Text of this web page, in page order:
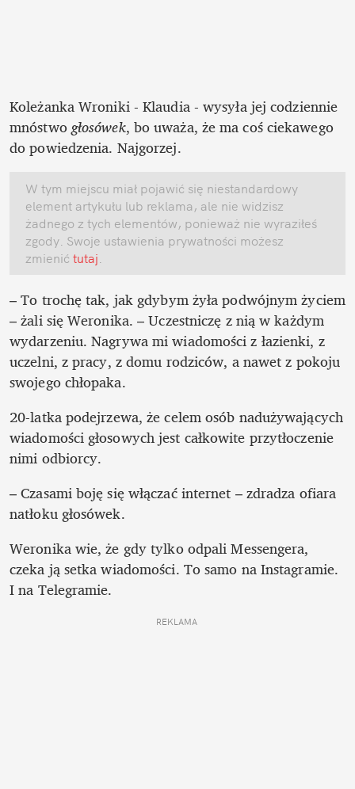
Koleżanka Wroniki - Klaudia - wysyła jej codziennie
mnóstwo głosówek, bo uważa, że ma coś ciekawego
do powiedzenia. Najgorzej.
W tym miejscu miał pojawić się niestandardowy
element artykułu lub reklama, ale nie widzisz
żadnego z tych elementów, ponieważ nie wyraziłeś
zgody. Swoje ustawienia prywatności możesz
zmienić tutaj.
– To trochę tak, jak gdybym żyła podwójnym życiem
– żali się Weronika. – Uczestniczę z nią w każdym
wydarzeniu. Nagrywa mi wiadomości z łazienki, z
uczelni, z pracy, z domu rodziców, a nawet z pokoju
swojego chłopaka.
20-latka podejrzewa, że celem osób nadużywających
wiadomości głosowych jest całkowite przytłoczenie
nimi odbiorcy.
– Czasami boję się włączać internet – zdradza ofiara
natłoku głosówek.
Weronika wie, że gdy tylko odpali Messengera,
czeka ją setka wiadomości. To samo na Instagramie.
I na Telegramie.
REKLAMA